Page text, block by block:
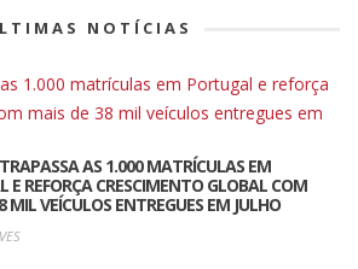
NOTÍCIAS
AS 1.000 MATRÍCULAS EM
E REFORÇA CRESCIMENTO GLOBAL COM
MIL VEÍCULOS ENTREGUES EM JULHO